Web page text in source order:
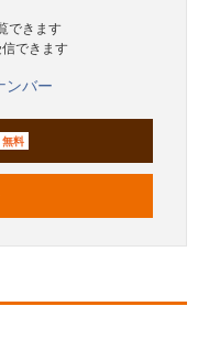
できます
できます
ンバー
無料